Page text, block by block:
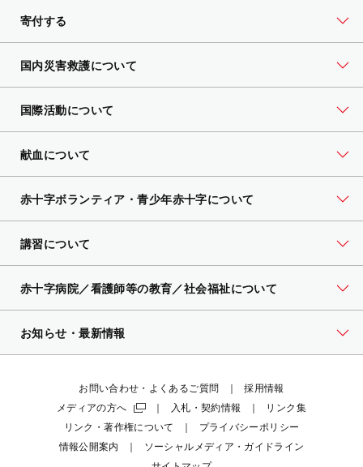
寄付する
国内災害救護について
国際活動について
献血について
赤十字ボランティア・青少年赤十字について
講習について
赤十字病院／看護師等の教育／社会福祉について
お知らせ・最新情報
お問い合わせ・よくあるご質問
採用情報
メディアの方へ
入札・契約情報
リンク集
リンク・著作権について
プライバシーポリシー
情報公開案内
ソーシャルメディア・ガイドライン